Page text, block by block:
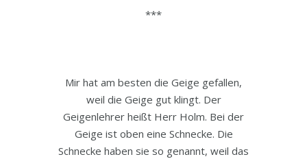
***
Mir hat am besten die Geige gefallen,
weil die Geige gut klingt. Der
Geigenlehrer heißt Herr Holm. Bei der
Geige ist oben eine Schnecke. Die
Schnecke haben sie so genannt, weil das